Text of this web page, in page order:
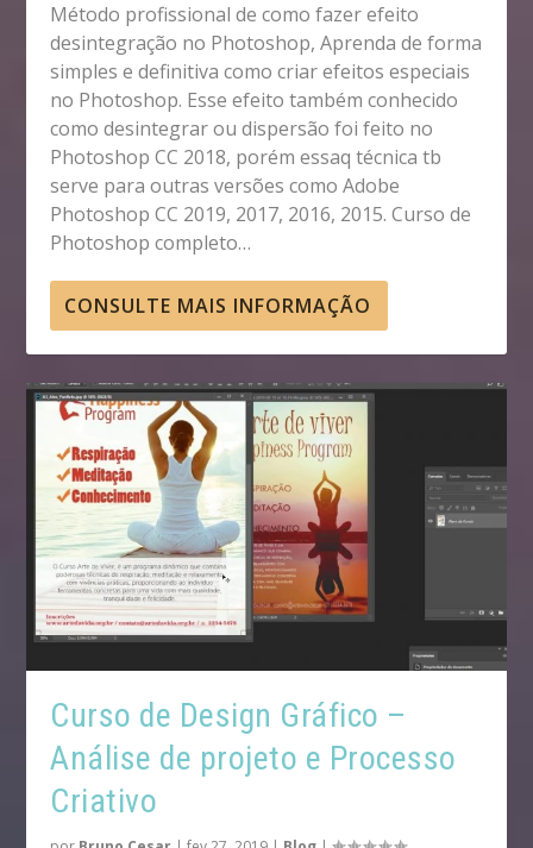
Método profissional de como fazer efeito
desintegração no Photoshop, Aprenda de forma
simples e definitiva como criar efeitos especiais
no Photoshop. Esse efeito também conhecido
como desintegrar ou dispersão foi feito no
Photoshop CC 2018, porém essaq técnica tb
serve para outras versões como Adobe
Photoshop CC 2019, 2017, 2016, 2015. Curso de
Photoshop completo…
CONSULTE MAIS INFORMAÇÃO
Curso de Design Gráfico –
Análise de projeto e Processo
Criativo